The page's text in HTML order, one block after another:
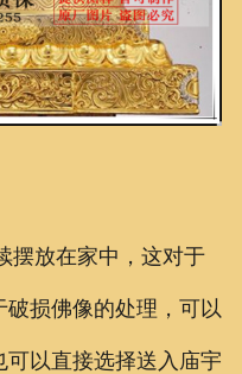
放在家中，这对于
损佛像的处理，可以
以直接选择送入庙宇